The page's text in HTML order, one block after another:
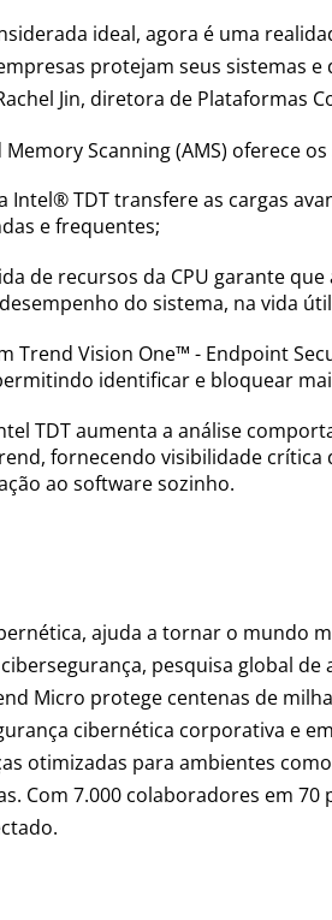
ideal, agora é uma
protejam seus sistemas
Jin, diretora de Plataformas
Scanning (AMS) oferece
Intel® TDT transfere as cargas
e frequentes;
de recursos da CPU garante que
do sistema, na vida
Trend Vision One™ - Endpoint
identificar e bloquear
TDT aumenta a análise
fornecendo visibilidade
ao software sozinho.
ajuda a tornar o mundo
pesquisa global
Micro protege centenas de
cibernética corporativa e
otimizadas para ambientes
Com 7.000 colaboradores em